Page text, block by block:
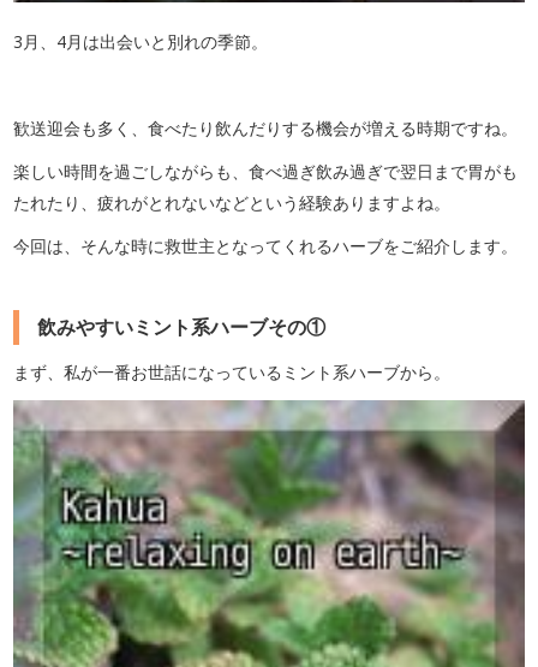
3月、4月は出会いと別れの季節。
歓送迎会も多く、食べたり飲んだりする機会が増える時期ですね。
楽しい時間を過ごしながらも、食べ過ぎ飲み過ぎで翌日まで胃がも
たれたり、疲れがとれないなどという経験ありますよね。
今回は、そんな時に救世主となってくれるハーブをご紹介します。
飲みやすいミント系ハーブその①
まず、私が一番お世話になっているミント系ハーブから。